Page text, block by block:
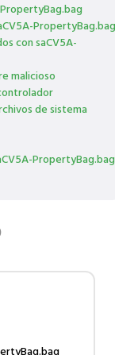
PropertyBag.bag
con saCV5A-
malicioso
de sistema
PropertyBag.bag